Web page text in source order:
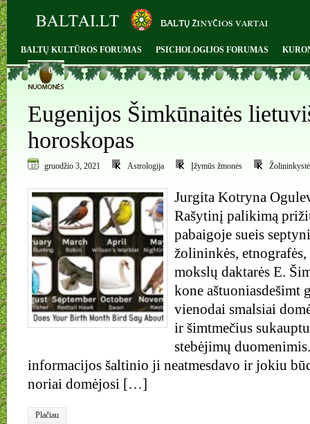
BALTŲ KULTŪROS FORUMAS PSICHOLOGIJOS FORUMAS
0
Eugenijos Šimkūnaitės
horoskopas
gruodžio 3, 2021 Astrologija Įžymūs žmonės Žolininkystė
Jurgita Kotryna
Rašytinį palikimą
pabaigoje sueis
žolininkės,
mokslų daktarės E.
kone aštuoniasdešimt
vienodai smalsiai
ir šimtmečius
stebėjimų
informacijos šaltinio ji neatmesdavo ir jokiu
noriai domėjosi […]
Plačiau